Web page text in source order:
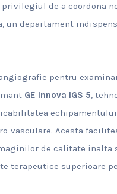
de a coordona
departament
pentru
GE Innova IGS 5,
vasculare. Acesta
de calitate inalta
terapeutice superioare